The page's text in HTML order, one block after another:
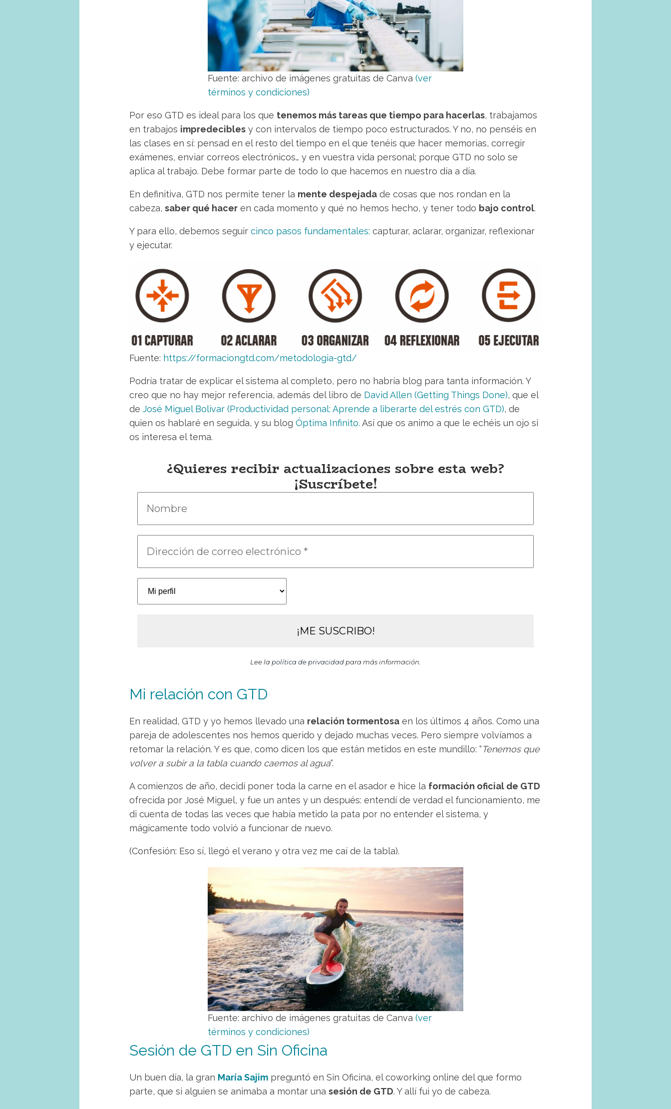
Fuente: archivo de imágenes gratuitas de Canva (ver
términos y condiciones)
Por eso GTD es ideal para los que tenemos más tareas que tiempo para hacerlas, trabajamos
en trabajos impredecibles y con intervalos de tiempo poco estructurados. Y no, no penséis en
las clases en sí: pensad en el resto del tiempo en el que tenéis que hacer memorias, corregir
exámenes, enviar correos electrónicos… y en vuestra vida personal; porque GTD no solo se
aplica al trabajo. Debe formar parte de todo lo que hacemos en nuestro día a día.
En definitiva, GTD nos permite tener la mente despejada de cosas que nos rondan en la
cabeza, saber qué hacer en cada momento y qué no hemos hecho, y tener todo bajo control.
Y para ello, debemos seguir cinco pasos fundamentales: capturar, aclarar, organizar, reflexionar
y ejecutar.
Fuente: https://formaciongtd.com/metodologia-gtd/
Podría tratar de explicar el sistema al completo, pero no habría blog para tanta información. Y
creo que no hay mejor referencia, además del libro de David Allen (Getting Things Done), que el
de José Miguel Bolívar (Productividad personal: Aprende a liberarte del estrés con GTD), de
quien os hablaré en seguida, y su blog Óptima Infinito. Así que os animo a que le echéis un ojo si
os interesa el tema.
¿Quieres recibir actualizaciones sobre esta web?
¡Suscríbete!
de
electrónico
*
perfil
Lee la política de privacidad para más información.
Mi relación con GTD
En realidad, GTD y yo hemos llevado una relación tormentosa en los últimos 4 años. Como una
pareja de adolescentes nos hemos querido y dejado muchas veces. Pero siempre volvíamos a
retomar la relación. Y es que, como dicen los que están metidos en este mundillo: “Tenemos que
volver a subir a la tabla cuando caemos al agua“.
A comienzos de año, decidí poner toda la carne en el asador e hice la formación oficial de GTD
ofrecida por José Miguel, y fue un antes y un después: entendí de verdad el funcionamiento, me
di cuenta de todas las veces que había metido la pata por no entender el sistema, y
mágicamente todo volvió a funcionar de nuevo.
(Confesión: Eso sí, llegó el verano y otra vez me caí de la tabla).
Fuente: archivo de imágenes gratuitas de Canva (ver
términos y condiciones)
Sesión de GTD en Sin Oficina
Un buen día, la gran María Sajim preguntó en Sin Oficina, el coworking online del que formo
parte, que si alguien se animaba a montar una sesión de GTD. Y allí fui yo de cabeza.